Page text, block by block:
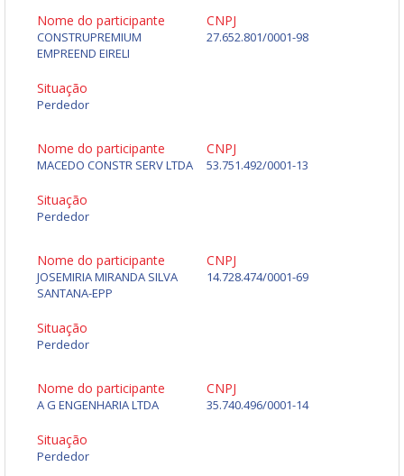
Nome do participante
CONSTRUPREMIUM
EMPREEND EIRELI
CNPJ
27.652.801/0001-98
Situação
Perdedor
Nome do participante
MACEDO CONSTR SERV LTDA
CNPJ
53.751.492/0001-13
Situação
Perdedor
Nome do participante
JOSEMIRIA MIRANDA SILVA
SANTANA-EPP
CNPJ
14.728.474/0001-69
Situação
Perdedor
Nome do participante
A G ENGENHARIA LTDA
CNPJ
35.740.496/0001-14
Situação
Perdedor